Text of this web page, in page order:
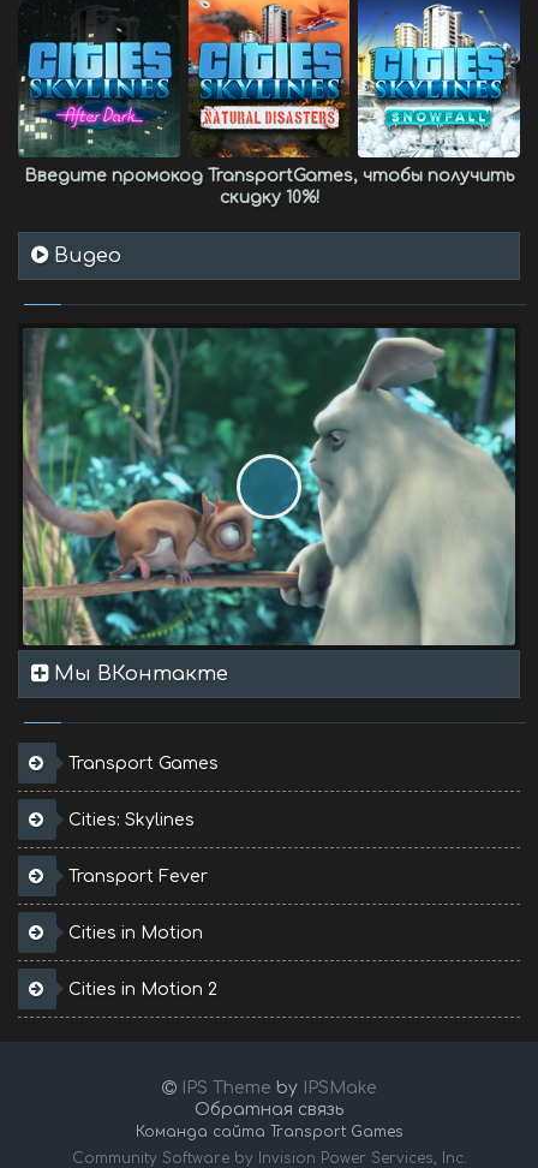
Введите промокод TransportGames, чтобы получить
скидку 10%!
Видео
Мы ВКонтакте
Transport Games
Cities: Skylines
Transport Fever
Cities in Motion
Cities in Motion 2
IPS Theme by
IPSMake
Обратная связь
Команда сайта Transport Games
Community Software by Invision Power Services, Inc.